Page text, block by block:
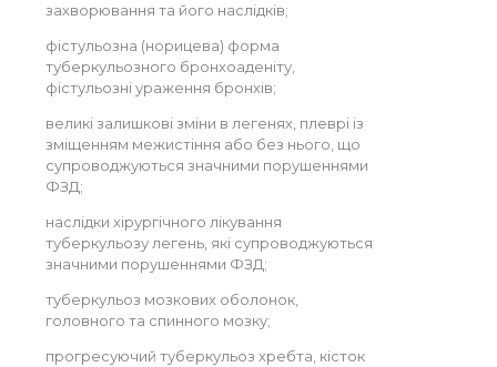
захворювання та його наслідків;
фістульозна (норицева) форма
туберкульозного бронхоаденіту,
фістульозні ураження бронхів;
великі залишкові зміни в легенях, плеврі із
зміщенням межистіння або без нього, що
супроводжуються значними порушеннями
ФЗД;
наслідки хірургічного лікування
туберкульозу легень, які супроводжуються
значними порушеннями ФЗД;
туберкульоз мозкових оболонок,
головного та спинного мозку;
прогресуючий туберкульоз хребта, кісток